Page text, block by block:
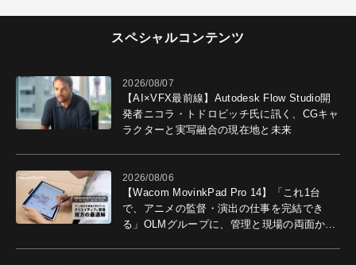
スペシャルコンテンツ
2026/08/07
【AI×VFX最前線】Autodesk Flow Studio開
発者ニコラ・トドロビッチ氏に訊く、CGキャ
ラクターと実写融合の現在地と未来
2026/08/06
【Wacom MovinkPad Pro 14】「これ1台
で、アニメの監督・演出の仕事を完結でき
る」OLMグループに、管理と現場の両面から